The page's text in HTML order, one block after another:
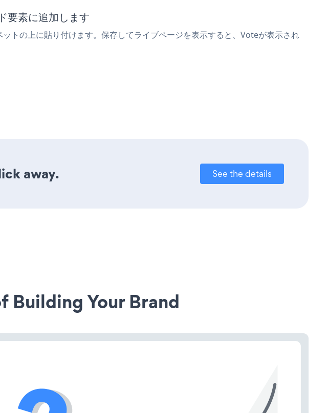
素に追加します
の上に貼り付けます。保存してライブページを表示すると、Voteが表示され
away. See the details
Building Your Brand